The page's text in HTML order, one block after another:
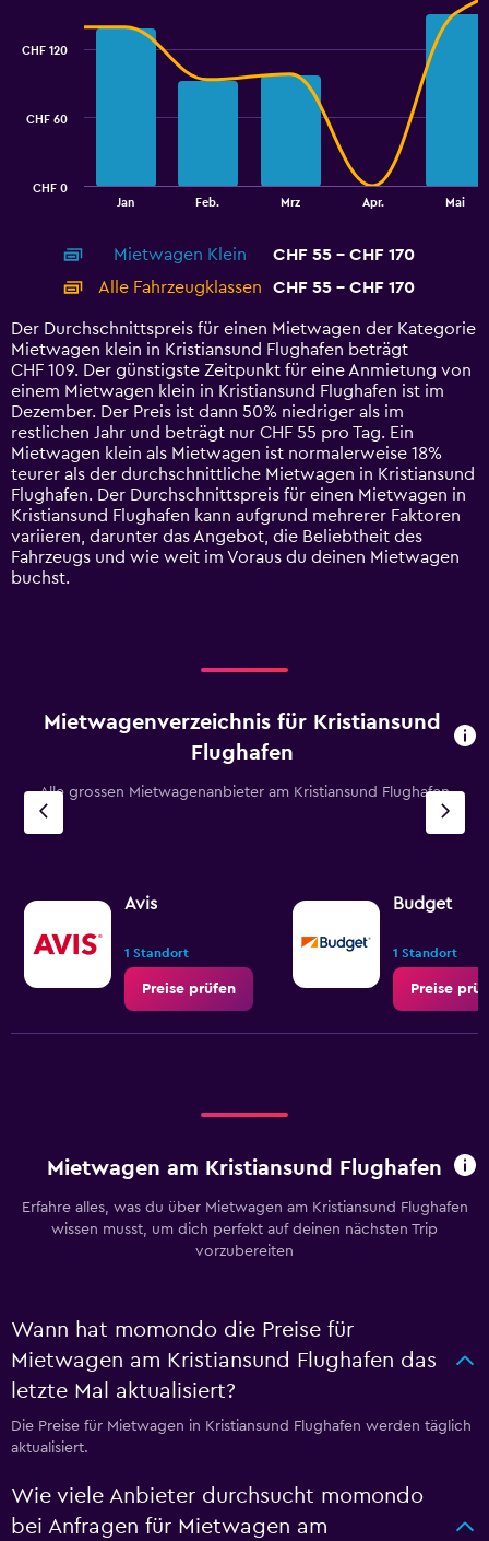
displaying
categories.
Range:
14
categories.
The
chart
has
1
Y
axis
displaying
values.
Range:
0
to
180.
Jan Feb. Mrz Apr. Mai
CHF 0
CHF 60
CHF 120
Mietwagen Klein
CHF 55 - CHF 170
Alle Fahrzeugklassen
CHF 55 - CHF 170
Der Durchschnittspreis für einen Mietwagen der Kategorie
Mietwagen klein in Kristiansund Flughafen beträgt
CHF 109. Der günstigste Zeitpunkt für eine Anmietung von
einem Mietwagen klein in Kristiansund Flughafen ist im
Dezember. Der Preis ist dann 50% niedriger als im
restlichen Jahr und beträgt nur CHF 55 pro Tag. Ein
Mietwagen klein als Mietwagen ist normalerweise 18%
teurer als der durchschnittliche Mietwagen in Kristiansund
Flughafen. Der Durchschnittspreis für einen Mietwagen in
Kristiansund Flughafen kann aufgrund mehrerer Faktoren
variieren, darunter das Angebot, die Beliebtheit des
Fahrzeugs und wie weit im Voraus du deinen Mietwagen
buchst.
Mietwagenverzeichnis für Kristiansund
Flughafen
Alle grossen Mietwagenanbieter am Kristiansund Flughafen
Avis
1 Standort
Preise prüfen
Budget
1 Standort
Preise
Mietwagen am Kristiansund Flughafen
Erfahre alles, was du über Mietwagen am Kristiansund Flughafen
wissen musst, um dich perfekt auf deinen nächsten Trip
vorzubereiten
Wann hat momondo die Preise für
Mietwagen am Kristiansund Flughafen das
letzte Mal aktualisiert?
Die Preise für Mietwagen in Kristiansund Flughafen werden täglich
aktualisiert.
Wie viele Anbieter durchsucht momondo
bei Anfragen für Mietwagen am